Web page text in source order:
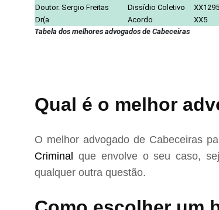
Doutor. Sergio Freitas
Dissídio Coletivo
Dr(a
Acordo XX5
Tabela dos melhores advogados de Cabeceiras
Qual é o melhor
O melhor advogado de Cabeceiras
Criminal que envolve o seu caso,
qualquer outra questão.